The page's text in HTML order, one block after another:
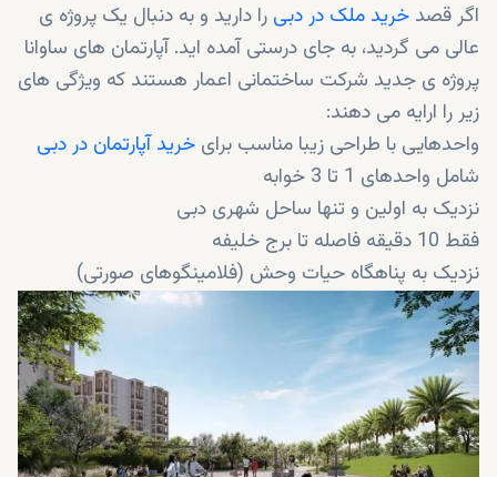
اگر قصد خرید ملک در دبی را دارید و به دنبال یک پروژه ی
عالی می گردید، به جای درستی آمده اید. آپارتمان های ساوانا
پروژه ی جدید شرکت ساختمانی اعمار هستند که ویژگی های
زیر را ارایه می دهند:
واحدهایی با طراحی زیبا مناسب برای خرید آپارتمان در دبی
شامل واحدهای 1 تا 3 خوابه
نزدیک به اولین و تنها ساحل شهری دبی
فقط 10 دقیقه فاصله تا برج خلیفه
نزدیک به پناهگاه حیات وحش (فلامینگوهای صورتی)
مجهز به امکانات پیشرفته
ارائه مناظر خیره کننده غروب خورشید
در حال ساخت توسط
شرکت ساخت و ساز مشهور اعمار